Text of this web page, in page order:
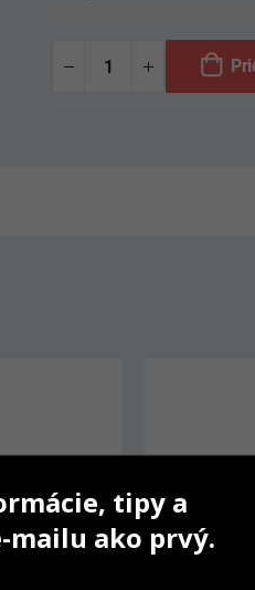
tipy a
ako prvý.